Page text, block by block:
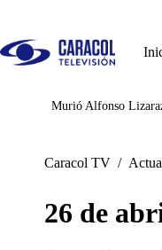
Juegos
Murió Alfonso
Caracol TV /
26 de